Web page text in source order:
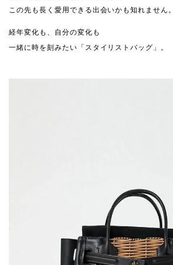
この先も長く愛用できる出会いかも知れません。
経年変化も、自分の変化も
一緒に時を刻みたい「スタイリストバッグ」。